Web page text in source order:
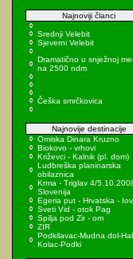
Najnoviji članci
Srednji Velebit
Sjeverni Velebit
Dramatično u snježnoj
na 2500 ndm
Češka smrčkovica
Najnovije destinacije
Omiska Dinara Kruzno
Biokovo - vrhovi
Križevci - Kalnik (pl. dom)
Ludbreška planinarska
obilaznica
Krma - Triglav 4/
Slovenija
Egeria put - Hrvatska -
Sveti Vid - otok Pag
Spilja pod Zir - om
ZIR
Podkilavac-Mudna dol-
Kolac-Podki